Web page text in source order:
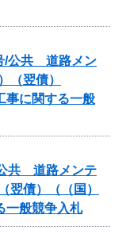
/公共 道路メン
（翌債）
に関する一般
共 道路メンテ
翌債）（（国）
一般競争入札